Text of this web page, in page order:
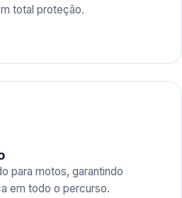
total proteção.
para motos, garantindo
em todo o percurso.